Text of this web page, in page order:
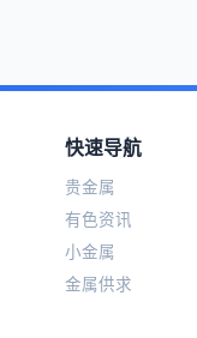
快速导航
贵金属
有色资讯
小金属
金属供求